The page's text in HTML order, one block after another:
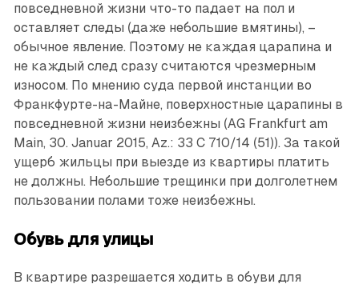
повседневной жизни что-то падает на пол и
оставляет следы (даже небольшие вмятины), –
обычное явление. Поэтому не каждая царапина и
не каждый след сразу считаются чрезмерным
износом. По мнению суда первой инстанции во
Франкфурте-на-Майне, поверхностные царапины в
повседневной жизни неизбежны (AG Frankfurt am
Main, 30. Januar 2015, Az.: 33 C 710/14 (51)). За такой
ущерб жильцы при выезде из квартиры платить
не должны. Небольшие трещинки при долголетнем
пользовании полами тоже неизбежны.
Обувь для улицы
В квартире разрешается ходить в обуви для